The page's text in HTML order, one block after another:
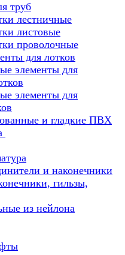
труб
лестничные
листовые
проволочные
для лотков
элементы для
элементы для
и гладкие ПВХ
и наконечники
гильзы,
из нейлона